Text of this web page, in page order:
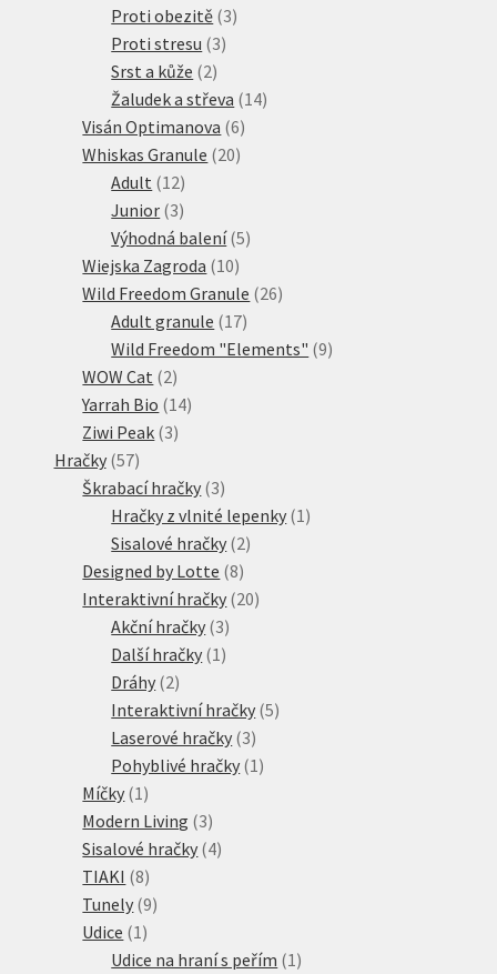
Proti obezitě 33
Proti stresu 33
Srst a kůže 22
produkty
Žaludek a střeva 1414
Visán Optimanova 66
produktů
Whiskas Granule 2020
Adult 1212
produktů
Junior 33
produkty
Výhodná balení 55
Wiejska Zagroda 1010
produktů
Wild Freedom Granule 2626
Adult granule 1717
produktů
Wild Freedom "Elements" 99
WOW Cat 22
produkty
Yarrah Bio 1414
Ziwi Peak 33
Hračky 5757
produktů
Škrabací hračky 33
produkty
Hračky z vlnité lepenky 1 1
Sisalové hračky 22
Designed by Lotte 88
produktů
Interaktivní hračky 2020
Akční hračky 33
produkty
Další hračky 1 1
Dráhy 22
produkty
Interaktivní hračky 55
Laserové hračky 33
produkty
Pohyblivé hračky 1 1
Míčky 1 1
produkt
Modern Living 33
produkty
Sisalové hračky 44
TIAKI 88
produktů
Tunely 99
Udice 1 1
produkt
Udice na hraní s peřím 1 1